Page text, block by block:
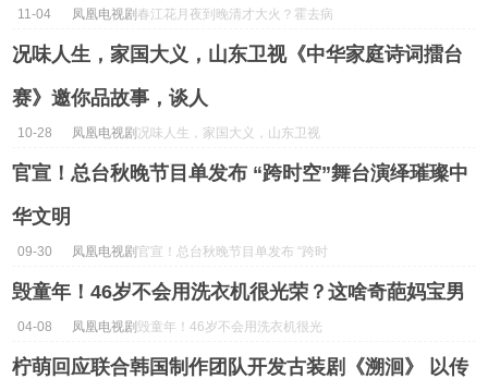
11-04 凤凰电视剧 春江花月夜到晚清才大火？霍去病
靠蹴鞠来训兵？中华家庭诗词擂台
赛正...
况味人生，家国大义，山东卫视《中华家庭诗词擂台
赛》邀你品故事，谈人
10-28 凤凰电视剧 况味人生，家国大义，山东卫视
《中华家庭诗词擂台赛》邀你品故
事，谈人...
官宣！总台秋晚节目单发布 “跨时空”舞台演绎璀璨中
华文明
09-30 凤凰电视剧官宣！总台秋晚节目单发布 “跨时
空”舞台演绎璀璨中华文明...
毁童年！46岁不会用洗衣机很光荣？这啥奇葩妈宝男
04-08 凤凰电视剧 毁童年！46岁不会用洗衣机很光
荣？这啥奇葩妈宝男...
柠萌回应联合韩国制作团队开发古装剧《溯洄》 以传